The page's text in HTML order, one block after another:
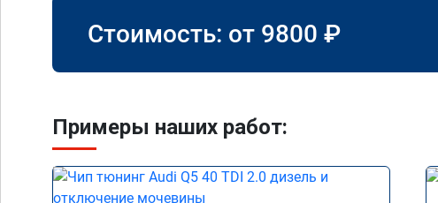
Стоимость: от 9800 ₽
Примеры наших работ: